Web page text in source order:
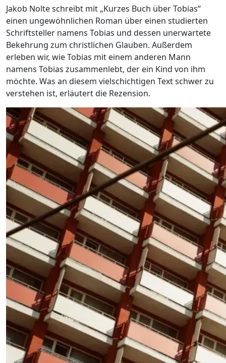
Jakob Nolte schreibt mit „Kurzes Buch über Tobias“
einen ungewöhnlichen Roman über einen studierten
Schriftsteller namens Tobias und dessen unerwartete
Bekehrung zum christlichen Glauben. Außerdem
erleben wir, wie Tobias mit einem anderen Mann
namens Tobias zusammenlebt, der ein Kind von ihm
möchte. Was an diesem vielschichtigen Text schwer zu
verstehen ist, erläutert die Rezension.